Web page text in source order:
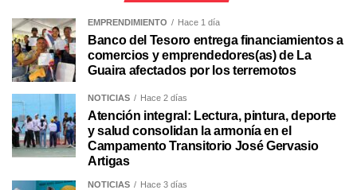
EMPRENDIMIENTO Hace 1 día
Banco del Tesoro entrega financiamientos a
comercios y emprendedores(as) de La
Guaira afectados por los terremotos
NOTICIAS Hace 2 días
Atención integral: Lectura, pintura, deporte
y salud consolidan la armonía en el
Campamento Transitorio José Gervasio
Artigas
NOTICIAS Hace 3 días